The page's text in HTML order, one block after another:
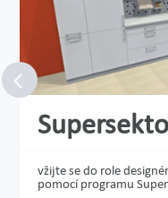
vžijte se do role
pomocí programu